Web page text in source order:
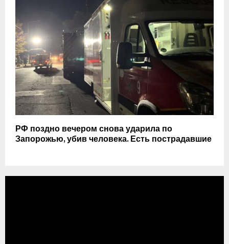
РФ поздно вечером снова ударила по
Запорожью, убив человека. Есть пострадавшие